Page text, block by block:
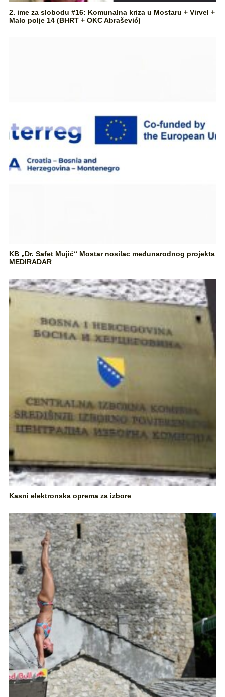
2. ime za slobodu #16: Komunalna kriza u Mostaru + Virvel +
Malo polje 14 (BHRT + OKC Abrašević)
KB „Dr. Safet Mujić“ Mostar nosilac međunarodnog projekta
MEDIRADAR
Kasni elektronska oprema za izbore